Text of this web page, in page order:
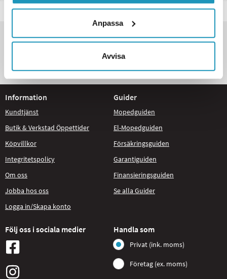
Anpassa
Avvisa
STORT UTBUD
Information
Kundtjänst
Butik & Verkstad Öppettider
Köpvillkor
Integritetspolicy
Om oss
Jobba hos oss
Logga in/Skapa konto
Guider
Mopedguiden
El-Mopedguiden
Försäkringsguiden
Garantiguiden
Finansieringsguiden
Se alla Guider
Följ oss i sociala medier Handla som
Privat (ink. moms)
Företag (ex. moms)